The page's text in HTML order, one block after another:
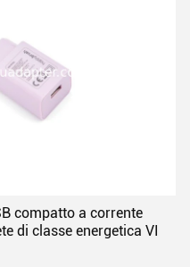
compatto a corrente
di classe energetica VI